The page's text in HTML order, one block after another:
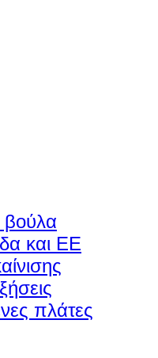
βούλα
και ΕΕ
πλάτες